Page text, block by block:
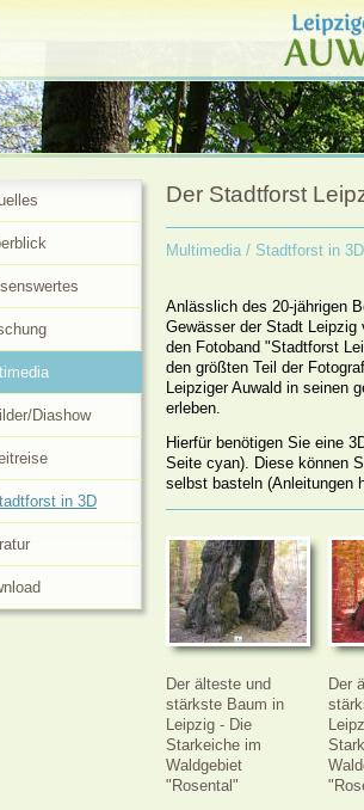
Der Stadtforst
Multimedia / Stadtforst in 3D
Anlässlich des 20-jährigen
Gewässer der Stadt
den Fotoband "Stadtforst
den größten Teil der
Leipziger Auwald in seinen
erleben.
Hierfür benötigen Sie eine
Seite cyan). Diese können
selbst basteln (Anleitungen
Der älteste und
stärkste Baum in
Leipzig - Die
Starkeiche im
Waldgebiet
"Rosental"
Der
Diashow
in 3D